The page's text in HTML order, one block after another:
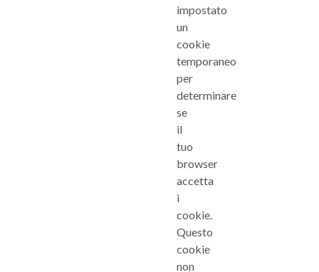
impostato
un
cookie
temporaneo
per
determinare
se
il
tuo
browser
accetta
i
cookie.
Questo
cookie
non